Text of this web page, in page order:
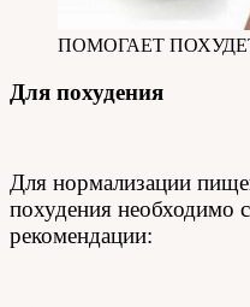
ПОМОГАЕТ
Для похудения
Для нормализации
похудения необходимо
рекомендации: